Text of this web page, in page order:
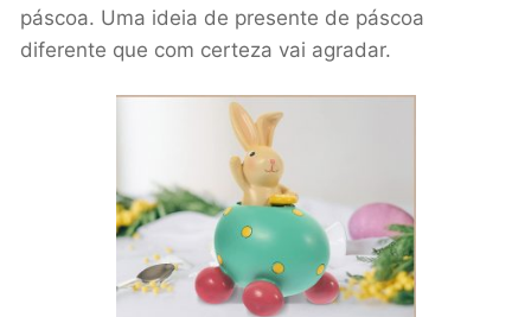
páscoa. Uma ideia de presente de páscoa
diferente que com certeza vai agradar.